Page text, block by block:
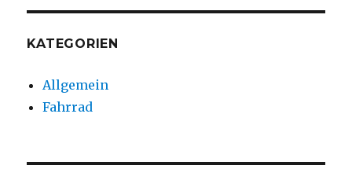
KATEGORIEN
Allgemein
Fahrrad